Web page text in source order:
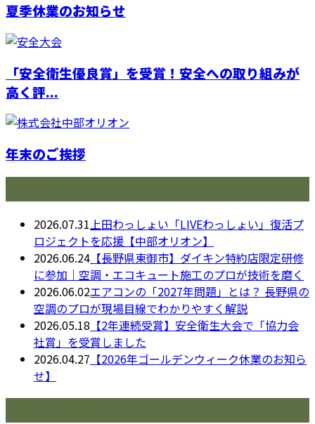
夏季休業のお知らせ
「安全衛生優良賞」を受賞！安全への取り組みが
高く評...
年末のご挨拶
2026.07.31上田わっしょい「LIVEわっしょい」復活プ
ロジェクトを応援【中部オリオン】
2026.06.24 【長野県東御市】ダイキン特約店限定研修
に参加｜空調・エコキュート施工のプロが技術を磨く
2026.06.02エアコンの「2027年問題」とは？ 長野県の
空調のプロが現場目線でわかりやすく解説
2026.05.18 【2年連続受賞】安全衛生大会で「協力会
社賞」を受賞しました
2026.04.27 【2026年ゴールデンウィーク休業のお知ら
せ】